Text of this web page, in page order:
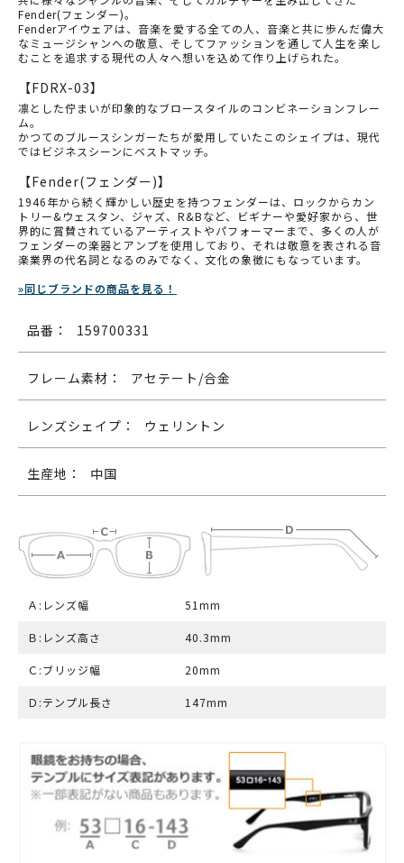
Fender(フェンダー)。
Fenderアイウェアは、音楽を愛する全ての人、音楽と共に歩んだ偉大
なミュージシャンへの敬意、そしてファッションを通して人生を楽し
むことを追求する現代の人々へ想いを込めて作り上げられた。
【FDRX-03】
凛とした佇まいが印象的なブロースタイルのコンビネーションフレー
ム。
かつてのブルースシンガーたちが愛用していたこのシェイプは、現代
ではビジネスシーンにベストマッチ。
【Fender(フェンダー)】
1946年から続く輝かしい歴史を持つフェンダーは、ロックからカン
トリー&ウェスタン、ジャズ、R&Bなど、ビギナーや愛好家から、世
界的に賞賛されているアーティストやパフォーマーまで、多くの人が
フェンダーの楽器とアンプを使用しており、それは敬意を表される音
楽業界の代名詞となるのみでなく、文化の象徴にもなっています。
»同じブランドの商品を見る！
品番： 159700331
フレーム素材： アセテート/合金
レンズシェイプ： ウェリントン
生産地： 中国
Ａ:レンズ幅 51mm
Ｂ:レンズ高さ 40.3mm
Ｃ:ブリッジ幅 20mm
Ｄ:テンプル長さ 147mm